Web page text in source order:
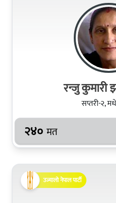
रन्जु कुमारी
सप्तरी-२,
२४० मत
उज्यालो नेपाल पार्टी